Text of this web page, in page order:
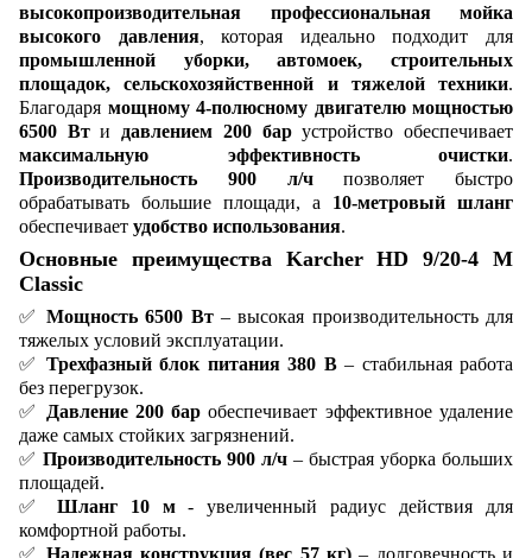
высокопроизводительная профессиональная мойка
высокого давления, которая идеально подходит для
промышленной уборки, автомоек, строительных
площадок, сельскохозяйственной и тяжелой техники.
Благодаря мощному 4-полюсному двигателю мощностью
6500 Вти давлением 200 барустройство обеспечивает
максимальную эффективность очистки.
Производительность 900 л/чпозволяет быстро
обрабатывать большие площади, а 10-метровый шланг
обеспечивает удобство использования.
Основные преимущества Karcher HD 9/20-4 M
Classic
✅ Мощность 6500 Вт– высокая производительность для
тяжелых условий эксплуатации.
✅ Трехфазный блок питания 380 В– стабильная работа
без перегрузок.
✅
Давление 200 бар обеспечивает эффективное удаление
даже самых стойких загрязнений.
✅ Производительность 900 л/ч – быстрая уборка больших
площадей.
✅ Шланг 10 м- увеличенный радиус действия для
комфортной работы.
✅ Надежная конструкция (вес 57 кг) – долговечность и